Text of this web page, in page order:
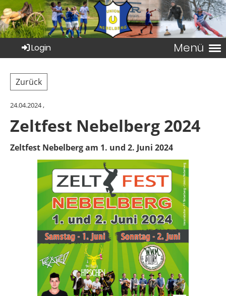
Menü
Login
Zurück
24.04.2024,
Zeltfest Nebelberg 2024
Zeltfest Nebelberg am 1. und 2. Juni 2024